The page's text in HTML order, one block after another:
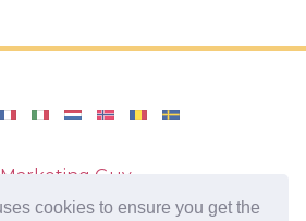
cookies to ensure you get the
Guy